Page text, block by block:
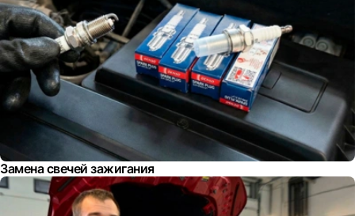
Замена свечей зажигания